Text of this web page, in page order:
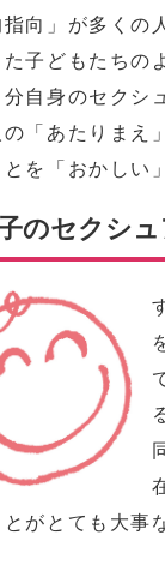
指向」が多く
子どもたちの
分自身のセクシ
の「あたりまえ
とを「おかしい
のセクシ
がとても大事